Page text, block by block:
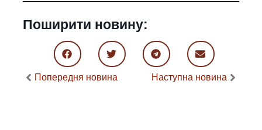
Поширити новину:
Попередня новина Наступна новина